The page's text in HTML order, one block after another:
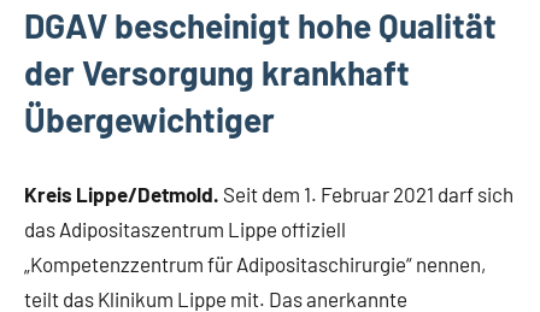
DGAV bescheinigt hohe Qualität
der Versorgung krankhaft
Übergewichtiger
Kreis Lippe/Detmold. Seit dem 1. Februar 2021 darf sich
das Adipositaszentrum Lippe offiziell
„Kompetenzzentrum für Adipositaschirurgie“ nennen,
teilt das Klinikum Lippe mit. Das anerkannte